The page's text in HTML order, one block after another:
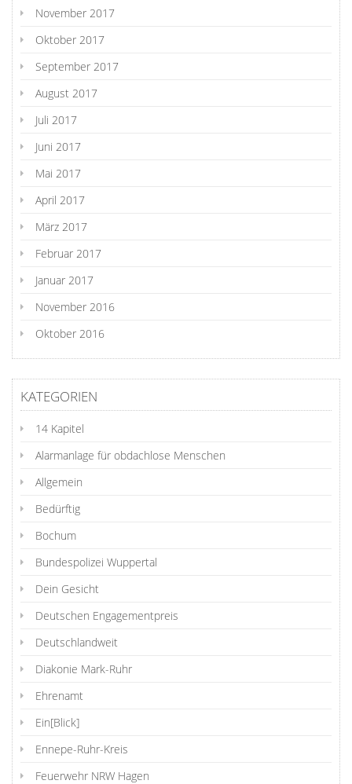
November 2017
Oktober 2017
September 2017
August 2017
Juli 2017
Juni 2017
Mai 2017
April 2017
März 2017
Februar 2017
Januar 2017
November 2016
Oktober 2016
KATEGORIEN
14 Kapitel
Alarmanlage für obdachlose Menschen
Allgemein
Bedürftig
Bochum
Bundespolizei Wuppertal
Dein Gesicht
Deutschen Engagementpreis
Deutschlandweit
Diakonie Mark-Ruhr
Ehrenamt
Ein[Blick]
Ennepe-Ruhr-Kreis
Feuerwehr NRW Hagen